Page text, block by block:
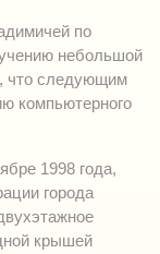
по
небольшой
что следующим
компьютерного
1998 года,
города
крышей